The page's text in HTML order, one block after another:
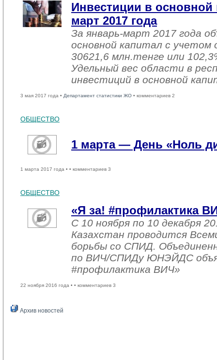
Инвестиции в основной
март 2017 года
За январь-март 2017 года
основной капитал с учетом
30621,6 млн.тенге или
Удельный вес области в
инвестиций в основной
3 мая 2017 года • Департамент статистики ЖО • комментариев 2
ОБЩЕСТВО
1 марта — День «Ноль
1 марта 2017 года • • комментариев 3
ОБЩЕСТВО
«Я за! #профилактика
С 10 ноября по 10 декабря
Казахстан проводится
борьбы со СПИД.
по ВИЧ/СПИДу ЮНЭЙДС
#профилактика ВИЧ»
22 ноября 2016 года • • комментариев 3
Архив новостей